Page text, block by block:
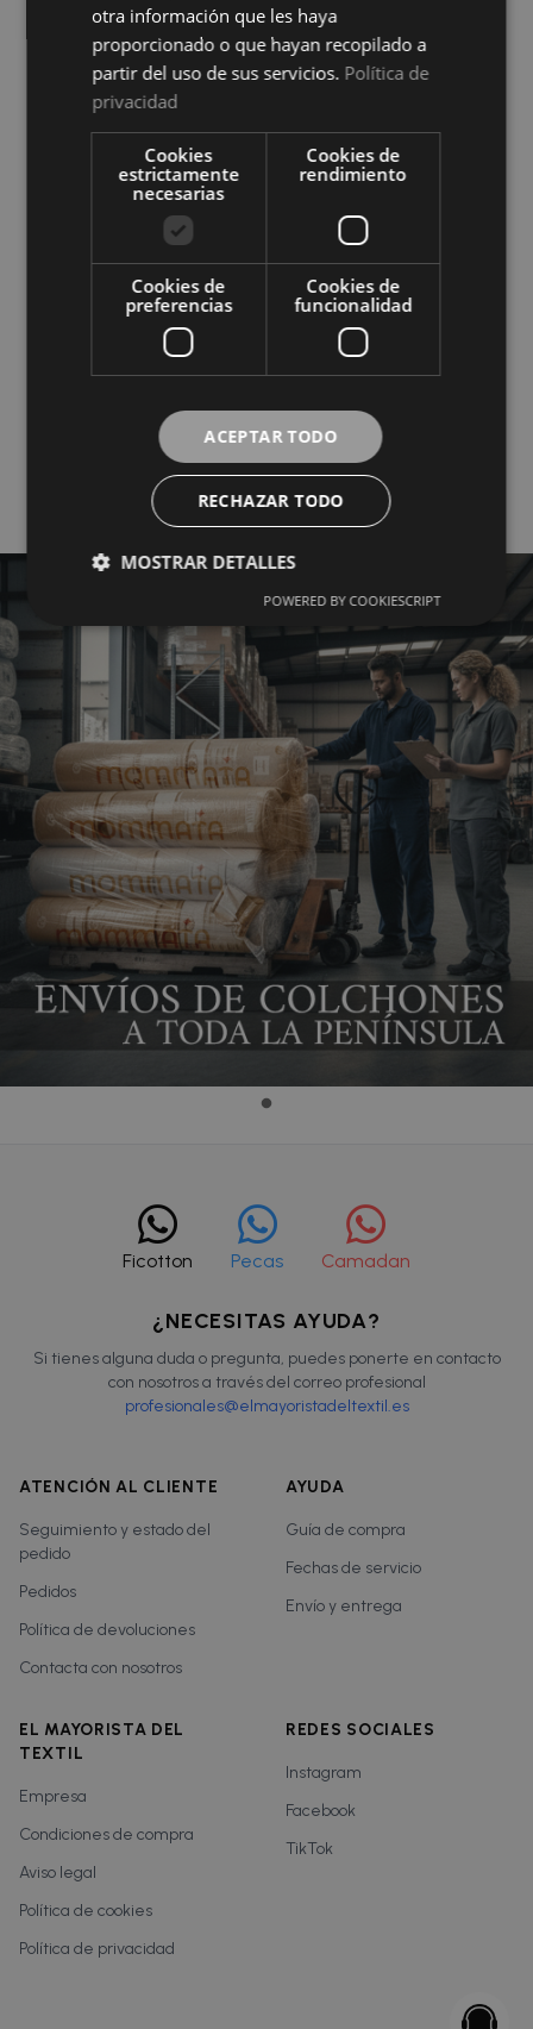
Impermeable Cotoblau
Ver precio
COMPRAR
Reversible Cotoblau
Ver precio
COMPRAR
Compra al por mayor en El
Mayorista del Textil
Ficotton Pecas Camadan
¿NECESITAS AYUDA?
Si tienes alguna duda o pregunta, puedes ponerte en contacto
con nosotros a través del correo profesional
profesionales@elmayoristadeltextil.es
ATENCIÓN AL CLIENTE
Seguimiento y estado del
pedido
Pedidos
Política de devoluciones
Contacta con nosotros
AYUDA
Guía de compra
Fechas de servicio
Envío y entrega
EL MAYORISTA DEL
TEXTIL
Empresa
Condiciones de compra
Aviso legal
Política de cookies
Política de privacidad
REDES SOCIALES
Instagram
Facebook
TikTok
otra información que les haya
proporcionado o que hayan recopilado a
partir del uso de sus servicios. Política de
privacidad
Cookies
estrictamente
necesarias
Cookies de
rendimiento
Cookies de
preferencias
Cookies de
funcionalidad
ACEPTAR TODO
RECHAZAR TODO
MOSTRAR DETALLES
POWERED BY COOKIESCRIPT